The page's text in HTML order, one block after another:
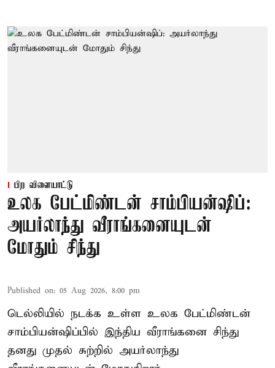
பிற விளையாட்டு
உலக பேட்மிண்டன் சாம்பியன்ஷிப்:
அயர்லாந்து வீராங்கனையுடன்
மோதும் சிந்து
Published on: 05 Aug 2026, 8:00 pm
டெல்லியில் நடக்க உள்ள உலக பேட்மிண்டன்
சாம்பியன்ஷிப்பில் இந்திய வீராங்கனை சிந்து
தனது முதல் சுற்றில் அயர்லாந்து